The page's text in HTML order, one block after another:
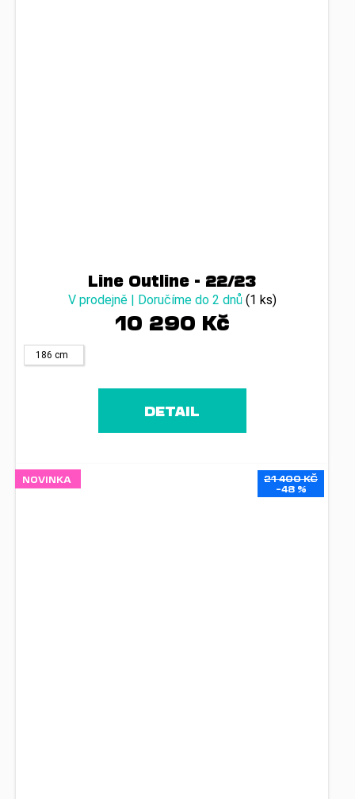
Line Outline - 22/23
V prodejně | Doručíme do 2 dnů (1 ks)
10 290 Kč
186 cm
DETAIL
NOVINKA
21 400 KČ
–48 %